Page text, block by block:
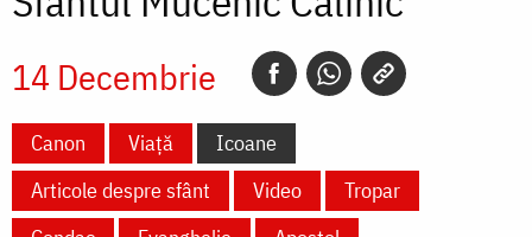
14 Decembrie
Canon Viață
Icoane
Articole despre sfânt
Video
Tropar